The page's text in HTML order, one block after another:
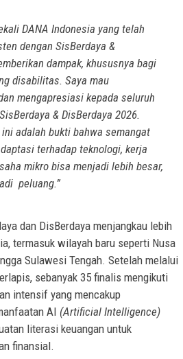
DANA Indonesia yang telah
dengan SisBerdaya &
dampak, khususnya bagi
disabilitas. Saya mau
mengapresiasi kepada seluruh
& DisBerdaya 2026.
adalah bukti bahwa semangat
terhadap teknologi, kerja
mikro bisa menjadi lebih besar,
peluang.”
dan DisBerdaya menjangkau lebih
termasuk wilayah baru seperti Nusa
Sulawesi Tengah. Setelah melalui
sebanyak 35 finalis mengikuti
intensif yang mencakup
AI (Artificial Intelligence)
literasi keuangan untuk
finansial.